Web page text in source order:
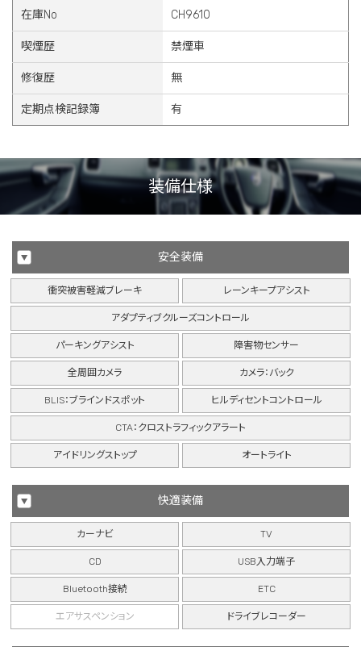
在庫No CH9610
喫煙歴 禁煙車
修復歴 無
定期点検記録簿 有
装備仕様
安全装備
衝突被害軽減ブレーキ
アダプティブクルーズコントロール
レーンキープアシスト
パーキングアシスト 障害物センサー
全周囲カメラ カメラ：バック
BLIS：ブラインドスポット ヒルディセントコントロール
CTA：クロストラフィックアラート
アイドリングストップ オートライト
快適装備
カーナビ TV
CD USB入力端子
Bluetooth接続 ETC
エアサスペンション ドライブレコーダー